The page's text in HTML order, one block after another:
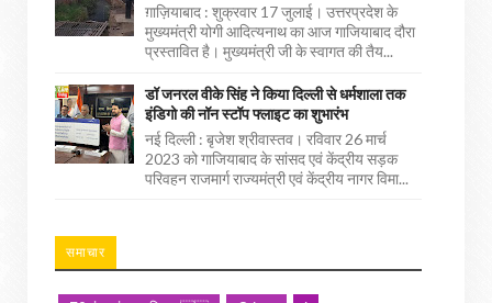
ग़ाज़ियाबाद : शुक्रवार 17 जुलाई। उत्तरप्रदेश के
मुख्यमंत्री योगी आदित्यनाथ का आज गाजियाबाद दौरा
प्रस्तावित है। मुख्यमंत्री जी के स्वागत की तैय...
डॉ जनरल वीके सिंह ने किया दिल्ली से धर्मशाला तक
इंडिगो की नॉन स्टॉप फ्लाइट का शुभारंभ
नई दिल्ली : बृजेश श्रीवास्तव। रविवार 26 मार्च
2023 को गाजियाबाद के सांसद एवं केंद्रीय सड़क
परिवहन राजमार्ग राज्यमंत्री एवं केंद्रीय नागर विमा...
समाचार